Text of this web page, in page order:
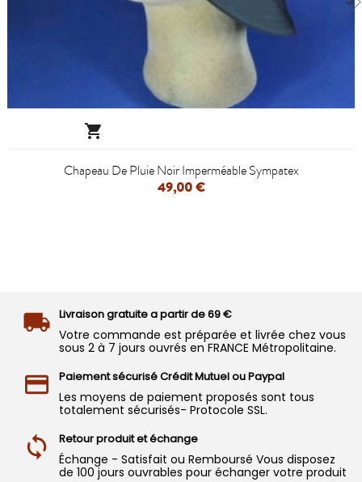

Chapeau De Pluie Noir Imperméable Sympatex
49,00 €
Livraison gratuite a partir de 69 €
Votre commande est préparée et livrée chez vous
sous 2 à 7 jours ouvrés en FRANCE Métropolitaine.
Paiement sécurisé Crédit Mutuel ou Paypal
Les moyens de paiement proposés sont tous
totalement sécurisés- Protocole SSL.
Retour produit et échange
Échange - Satisfait ou Remboursé Vous disposez
de 100 jours ouvrables pour échanger votre produit